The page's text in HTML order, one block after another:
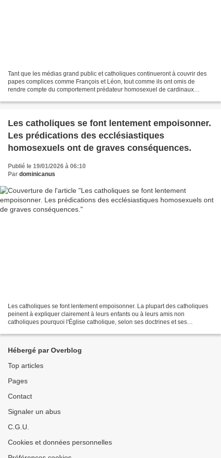
Tant que les médias grand public et catholiques continueront à couvrir des
papes complices comme François et Léon, tout comme ils ont omis de
rendre compte du comportement prédateur homosexuel de cardinaux
Les catholiques se font lentement empoisonner.
Les prédications des ecclésiastiques
homosexuels ont de graves conséquences.
Publié le 19/01/2026 à 06:10
Par dominicanus
Les catholiques se font lentement empoisonner. La plupart des catholiques
peinent à expliquer clairement à leurs enfants ou à leurs amis non
catholiques pourquoi l'Église catholique, selon ses doctrines et ses
Hébergé par Overblog
Top articles
Pages
Contact
Signaler un abus
C.G.U.
Cookies et données personnelles